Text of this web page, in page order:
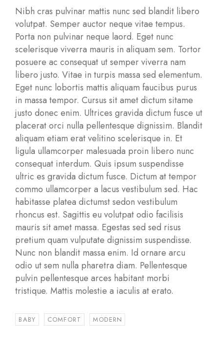
Nibh cras pulvinar mattis nunc sed blandit libero
volutpat. Semper auctor neque vitae tempus.
Porta non pulvinar neque laord. Eget nunc
scelerisque viverra mauris in aliquam sem. Tortor
posuere ac consequat ut semper viverra nam
libero justo. Vitae in turpis massa sed elementum.
Eget nunc lobortis mattis aliquam faucibus purus
in massa tempor. Cursus sit amet dictum sitame
justo donec enim. Ultrices gravida dictum fusce ut
placerat orci nulla pellentesque dignissim. Blandit
aliquam etiam erat velitino scelerisque in. Et
ligula ullamcorper malesuada proin libero nunc
consequat interdum. Quis ipsum suspendisse
ultric es gravida dictum fusce. Dictum at tempor
commo ullamcorper a lacus vestibulum sed. Hac
habitasse platea dictumst sedon vestibulum
rhoncus est. Sagittis eu volutpat odio facilisis
mauris sit amet massa. Egestas sed sed risus
pretium quam vulputate dignissim suspendisse.
Nunc non blandit massa enim. Id ornare arcu
odio ut sem nulla pharetra diam. Pellentesque
pulvin pellentesque arces habitant morbi
tristique. Mattis molestie a iaculis at erato.
BABY COMFORT MODERN